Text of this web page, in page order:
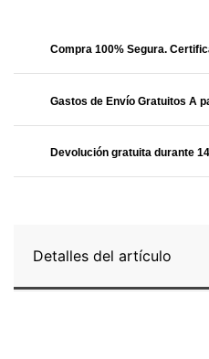
Compra 100% Segura.
Gastos de Envío Gratuitos A
Devolución gratuita durante
Detalles del artículo